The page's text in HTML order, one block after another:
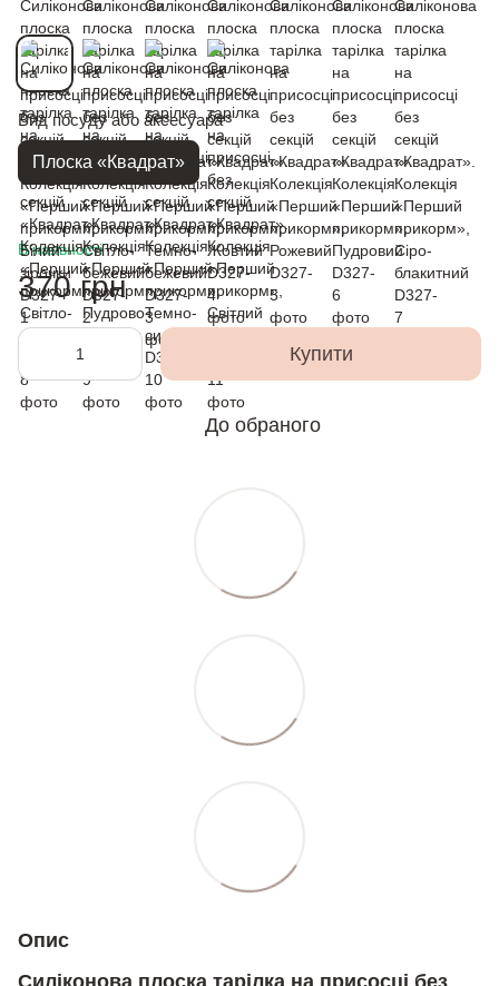
Вид посуду або аксесуара
Плоска «Квадрат»
В наявності
370 грн
Купити
До обраного
Опис
Силіконова плоска тарілка на присосці без